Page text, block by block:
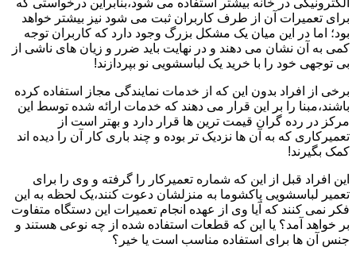
برای تعمیرات آن از طرف کاربران ثبت می شود نیز بیشتر خواهد
بود؛ اما در این میان یک مشکل بزرگ وجود دارد که کاربران توجه
کمی به آن نشان می دهند و در نهایت باید ضرر و زیان های ناشی از
بی توجهی خود را با خرید یک لباسشویی نو بپردازند!
برخی از افراد بدون این که از خدمات نمایندگی مجاز استفاده کرده
باشند،مبنا را بر این قرار می دهند که خدمات ارائه شده توسط این
مرکز در رده گران قیمت ترین ها قرار دارد و بهتر است از
تعمیرکاری که به آن ها نزدیک تر بوده و چند باری کار آن را دیده اند
کمک بگیرند!
این افراد قبل از این که شماره تعمیرکار را گرفته و وی را برای
تعمیر لباسشویی پاکشوما به منزلشان دعوت کنند،یک لحظه به این
فکر نمی کنند که آیا وی از عهده انجام تعمیرات این دستگاه متفاوت
بر خواهد آمد؟ یا این که قطعات استفاده شده از چه نوعی هستند و
جنس آن ها برای استفاده مناسب است یا خیر؟